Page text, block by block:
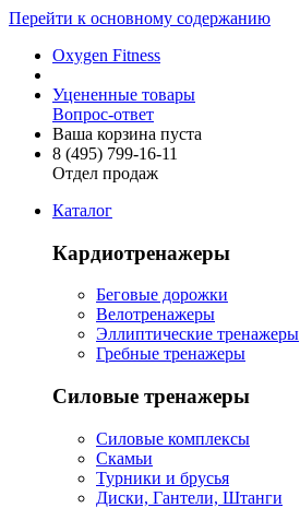
Перейти к основному содержанию
Oxygen Fitness
Уцененные товары
Вопрос-ответ
Ваша корзина пуста
8 (495) 799-16-11
Отдел продаж
Каталог
Кардиотренажеры
Беговые дорожки
Велотренажеры
Эллиптические тренажеры
Гребные тренажеры
Силовые тренажеры
Силовые комплексы
Скамьи
Турники и брусья
Диски, Гантели, Штанги